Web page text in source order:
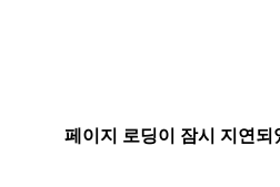
페이지 로딩이 잠시 지연